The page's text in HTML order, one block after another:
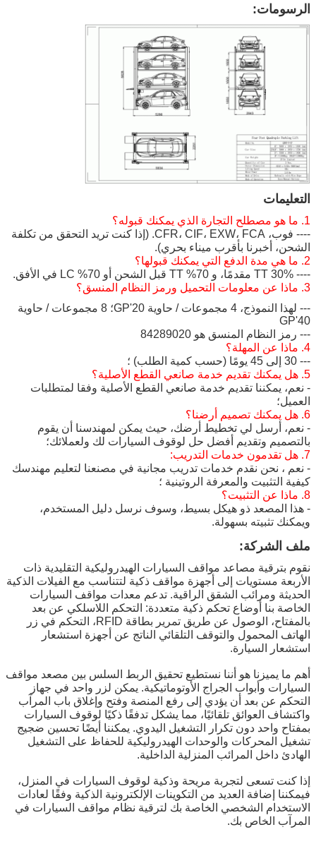
الرسومات:
التعليمات
1. ما هو مصطلح التجارة الذي يمكنك قبوله؟
---- فوب، CFR، CIF، EXW، FCA. (إذا كنت تريد التحقق من تكلفة
الشحن، أخبرنا بأقرب ميناء بحري).
2. ما هي مدة الدفع التي يمكنك قبولها؟
---- 30% TT مقدمًا، و 70% TT قبل الشحن أو 70% LC في الأفق.
3. ماذا عن معلومات التحميل ورمز النظام المنسق؟
--- لهذا النموذج، 4 مجموعات / حاوية 20'GP؛ 8 مجموعات / حاوية
40'GP
--- رمز النظام المنسق هو 84289020
4. ماذا عن المهلة؟
--- 30 إلى 45 يومًا (حسب كمية الطلب) ؛
5. هل يمكنك تقديم خدمة صانعي القطع الأصلية؟
- نعم، يمكننا تقديم خدمة صانعي القطع الأصلية وفقا لمتطلبات
العميل؛
6. هل يمكنك تصميم أرضنا؟
- نعم، أرسل لي تخطيط أرضك، حيث يمكن لمهندسنا أن يقوم
بالتصميم وتقديم أفضل حل لوقوف السيارات لك ولعملائك؛
7. هل تقدمون خدمات التدريب:
- نعم ، نحن نقدم خدمات تدريب مجانية في مصنعنا لتعليم مهندسك
كيفية التثبيت والمعرفة الروتينية ؛
8. ماذا عن التثبيت؟
- هذا المصعد ذو هيكل بسيط، وسوف نرسل دليل المستخدم،
ويمكنك تثبيته بسهولة.
ملف الشركة:
نقوم بترقية مصاعد مواقف السيارات الهيدروليكية التقليدية ذات
الأربعة مستويات إلى أجهزة مواقف ذكية لتتناسب مع الفيلات الذكية
الحديثة ومرائب الشقق الراقية. تدعم معدات مواقف السيارات
الخاصة بنا أوضاع تحكم ذكية متعددة: التحكم اللاسلكي عن بعد
بالمفتاح، الوصول عن طريق تمرير بطاقة RFID، التحكم في زر
الهاتف المحمول والتوقف التلقائي الناتج عن أجهزة استشعار
استشعار السيارة.
أهم ما يميزنا هو أننا نستطيع تحقيق الربط السلس بين مصعد مواقف
السيارات وأبواب الجراج الأوتوماتيكية. يمكن لزر واحد في جهاز
التحكم عن بعد أن يؤدي إلى رفع المنصة وفتح وإغلاق باب المرآب
واكتشاف العوائق تلقائيًا، مما يشكل تدفقًا ذكيًا لوقوف السيارات
بمفتاح واحد دون تكرار التشغيل اليدوي. يمكننا أيضًا تحسين ضجيج
تشغيل المحركات والوحدات الهيدروليكية للحفاظ على التشغيل
الهادئ داخل المرائب المنزلية الداخلية.
إذا كنت تسعى لتجربة مريحة وذكية لوقوف السيارات في المنزل،
فيمكننا إضافة العديد من التكوينات الإلكترونية الذكية وفقًا لعادات
الاستخدام الشخصي الخاصة بك لترقية نظام مواقف السيارات في
المرآب الخاص بك.